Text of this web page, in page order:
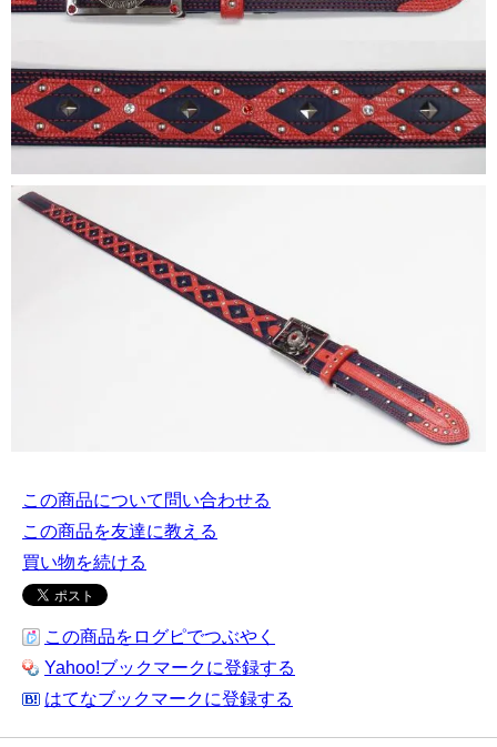
この商品について問い合わせる
この商品を友達に教える
買い物を続ける
この商品をログピでつぶやく
Yahoo!ブックマークに登録する
はてなブックマークに登録する